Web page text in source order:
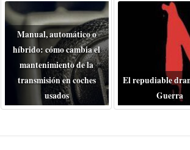
Manual, automático o
híbrido: cómo cambia el
mantenimiento de la
transmisión en coches
usados
El repudiable
Guerra